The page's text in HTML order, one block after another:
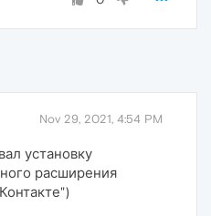
Nov 29, 2021, 4:54 PM
установку
расширения